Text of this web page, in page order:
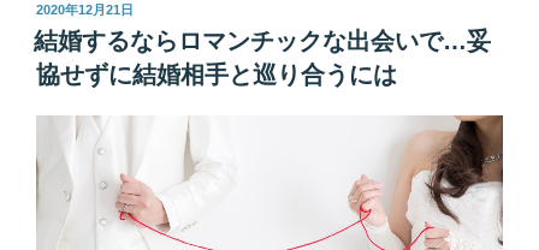
投
稿
日:
2020年12月21日
結婚するならロマンチックな出会いで…妥
協せずに結婚相手と巡り合うには